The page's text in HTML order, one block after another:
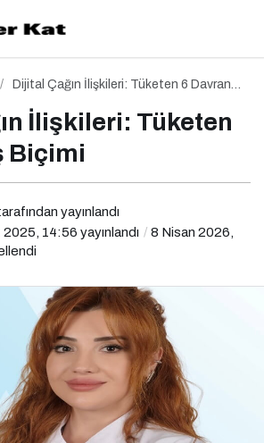
Dijital Çağın İlişkileri: Tüketen 6 Davranış
İlişkileri: Tüketen
Biçimi
yayınlandı
2025, 14:56 yayınlandı
8 Nisan 2026,
Sahte Hata Mesajıyla Başlayan